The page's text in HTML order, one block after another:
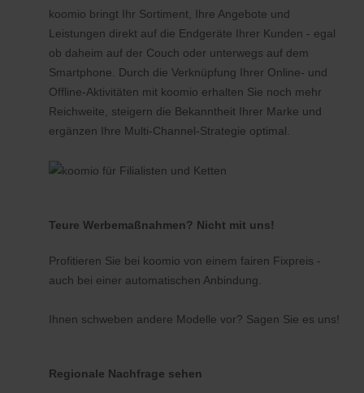
koomio bringt Ihr Sortiment, Ihre Angebote und
Leistungen direkt auf die Endgeräte Ihrer Kunden - egal
ob daheim auf der Couch oder unterwegs auf dem
Smartphone. Durch die Verknüpfung Ihrer Online- und
Offline-Aktivitäten mit koomio erhalten Sie noch mehr
Reichweite, steigern die Bekanntheit Ihrer Marke und
ergänzen Ihre Multi-Channel-Strategie optimal.
Teure Werbemaßnahmen? Nicht mit uns!
Profitieren Sie bei koomio von einem fairen Fixpreis -
auch bei einer automatischen Anbindung.
Ihnen schweben andere Modelle vor? Sagen Sie es uns!
Regionale Nachfrage sehen